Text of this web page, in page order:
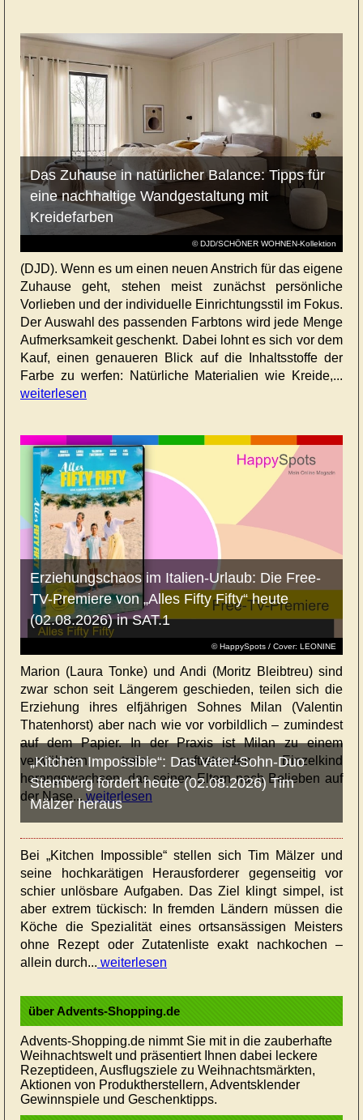
© DJD/SCHÖNER WOHNEN-Kollektion
Das Zuhause in natürlicher Balance: Tipps für
eine nachhaltige Wandgestaltung mit
Kreidefarben
(DJD). Wenn es um einen neuen Anstrich für das eigene
Zuhause geht, stehen meist zunächst persönliche
Vorlieben und der individuelle Einrichtungsstil im Fokus.
Der Auswahl des passenden Farbtons wird jede Menge
Aufmerksamkeit geschenkt. Dabei lohnt es sich vor dem
Kauf, einen genaueren Blick auf die Inhaltsstoffe der
Farbe zu werfen: Natürliche Materialien wie Kreide,...
weiterlesen
© HappySpots / Cover: LEONINE
Erziehungschaos im Italien-Urlaub: Die Free-
TV-Premiere von „Alles Fifty Fifty“ heute
(02.08.2026) in SAT.1
Marion (Laura Tonke) und Andi (Moritz Bleibtreu) sind
zwar schon seit Längerem geschieden, teilen sich die
Erziehung ihres elfjährigen Sohnes Milan (Valentin
Thatenhorst) aber nach wie vor vorbildlich – zumindest
auf dem Papier. In der Praxis ist Milan zu einem
verwöhnten, treist auftretenden Einzelkind
herangewachsen, das seinen Eltern nach Belieben auf
der Nase... weiterlesen
„Kitchen Impossible“: Das Vater-Sohn-Duo
Stemberg fordert heute (02.08.2026) Tim
Mälzer heraus
Bei „Kitchen Impossible“ stellen sich Tim Mälzer und
seine hochkarätigen Herausforderer gegenseitig vor
schier unlösbare Aufgaben. Das Ziel klingt simpel, ist
aber extrem tückisch: In fremden Ländern müssen die
Köche die Spezialität eines ortsansässigen Meisters
ohne Rezept oder Zutatenliste exakt nachkochen –
allein durch... weiterlesen
über Advents-Shopping.de
Advents-Shopping.de nimmt Sie mit in die zauberhafte
Weihnachtswelt und präsentiert Ihnen dabei leckere
Rezeptideen, Ausflugsziele zu Weihnachtsmärkten,
Aktionen von Produktherstellern, Adventsklender
Gewinnspiele und Geschenktipps.